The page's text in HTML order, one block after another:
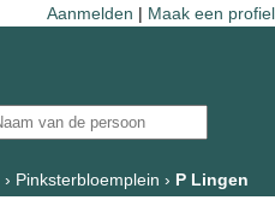
Aanmelden | Maak een profiel
› Pinksterbloemplein › P Lingen